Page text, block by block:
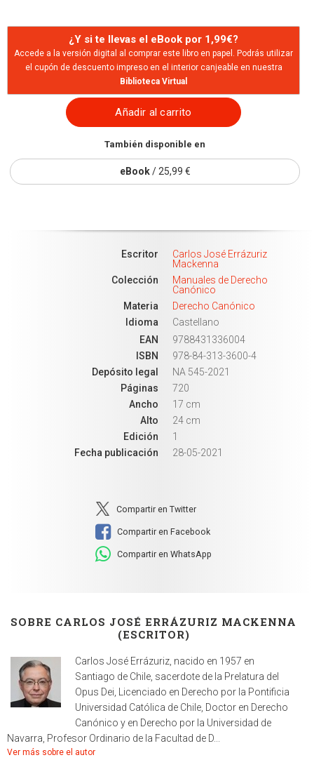
¿Y si te llevas el eBook por 1,99€?
Accede a la versión digital al comprar este libro en papel. Podrás utilizar
el cupón de descuento impreso en el interior canjeable en nuestra
Biblioteca Virtual
Añadir al carrito
También disponible en
eBook/ 25,99 €
Escritor
Carlos José Errázuriz
Mackenna
Colección
Manuales de Derecho
Canónico
Materia
Derecho Canónico
Idioma
Castellano
EAN
9788431336004
ISBN
978-84-313-3600-4
Depósito legal
NA 545-2021
Páginas
720
Ancho
17 cm
Alto
24 cm
Edición
1
Fecha publicación
28-05-2021
Compartir en Twitter
Compartir en Facebook
Compartir en WhatsApp
SOBRE CARLOS JOSÉ ERRÁZURIZ MACKENNA
(ESCRITOR)
Carlos José Errázuriz, nacido en 1957 en
Santiago de Chile, sacerdote de la Prelatura del
Opus Dei, Licenciado en Derecho por la Pontificia
Universidad Católica de Chile, Doctor en Derecho
Canónico y en Derecho por la Universidad de
Navarra, Profesor Ordinario de la Facultad de D...
Ver más sobre el autor